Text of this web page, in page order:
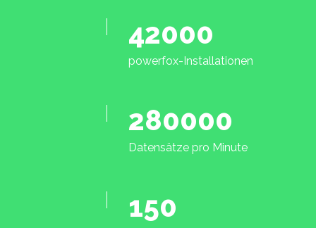
42000
powerfox-Installationen
280000
Datensätze pro Minute
150